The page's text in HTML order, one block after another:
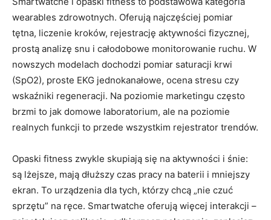
wearables zdrowotnych. Oferują najczęściej pomiar
tętna, liczenie kroków, rejestrację aktywności fizycznej,
prostą analizę snu i całodobowe monitorowanie ruchu. W
nowszych modelach dochodzi pomiar saturacji krwi
(SpO2), proste EKG jednokanałowe, ocena stresu czy
wskaźniki regeneracji. Na poziomie marketingu często
brzmi to jak domowe laboratorium, ale na poziomie
realnych funkcji to przede wszystkim rejestrator trendów.
Opaski fitness zwykle skupiają się na aktywności i śnie:
są lżejsze, mają dłuższy czas pracy na baterii i mniejszy
ekran. To urządzenia dla tych, którzy chcą „nie czuć
sprzętu” na ręce. Smartwatche oferują więcej interakcji –